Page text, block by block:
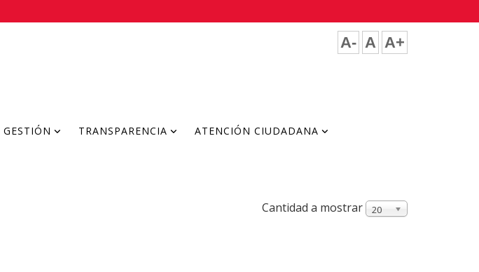
A- A A+
GESTIÓN TRANSPARENCIA ATENCIÓN CIUDADANA
Cantidad a mostrar 20